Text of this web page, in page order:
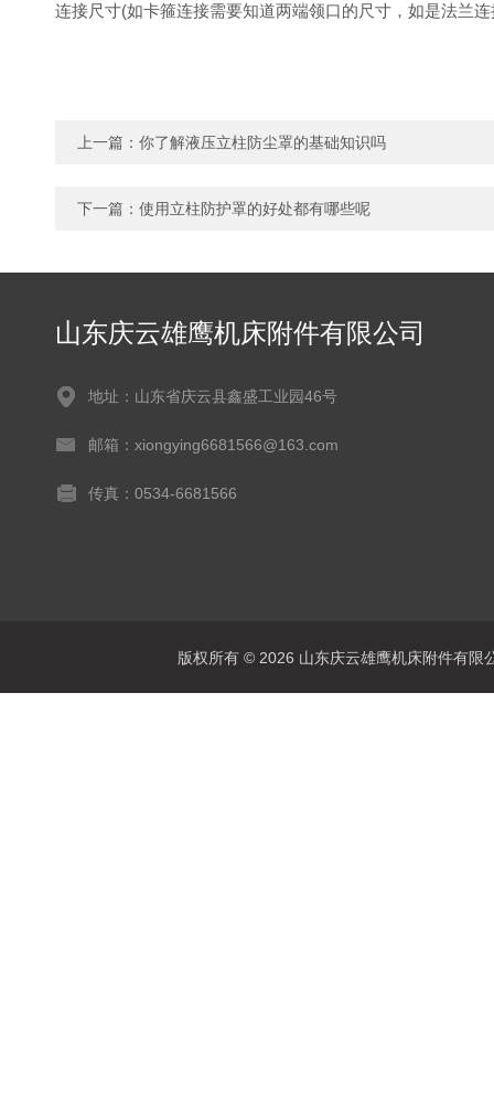
连接尺寸(如卡箍连接需要知道两端领口的尺寸，如是法兰
上一篇： 你了解液压立柱防尘罩的基础知识吗
下一篇： 使用立柱防护罩的好处都有哪些呢
山东庆云雄鹰机床附件有限公司
地址：山东省庆云县鑫盛工业园46号
邮箱：xiongying6681566@163.com
传真：0534-6681566
版权所有 © 2026 山东庆云雄鹰机床附件有